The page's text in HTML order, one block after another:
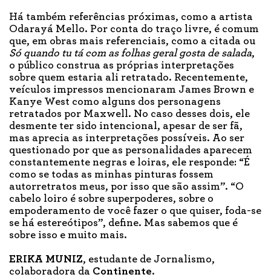
Há também referências próximas, como a artista
Odarayá Mello. Por conta do traço livre, é comum
que, em obras mais referenciais, como a citada ou
Só quando tu tá com as folhas geral gosta de salada,
o público construa as próprias interpretações
sobre quem estaria ali retratado. Recentemente,
veículos impressos mencionaram James Brown e
Kanye West como alguns dos personagens
retratados por Maxwell. No caso desses dois, ele
desmente ter sido intencional, apesar de ser fã,
mas aprecia as interpretações possíveis. Ao ser
questionado por que as personalidades aparecem
constantemente negras e loiras, ele responde: “É
como se todas as minhas pinturas fossem
autorretratos meus, por isso que são assim”. “O
cabelo loiro é sobre superpoderes, sobre o
empoderamento de você fazer o que quiser, foda-se
se há estereótipos”, define. Mas sabemos que é
sobre isso e muito mais.
ERIKA MUNIZ, estudante de Jornalismo,
colaboradora da Continente.